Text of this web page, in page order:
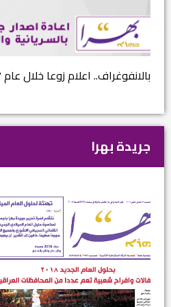
بالانفوغراف.. اعلام زوعا خلال عام 2017...
جريدة بهرا